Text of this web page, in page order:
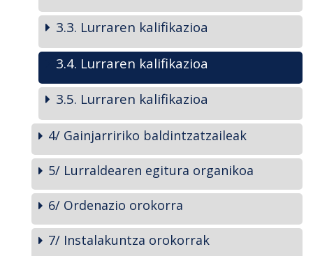
3.3. Lurraren kalifikazioa
3.4. Lurraren kalifikazioa
3.5. Lurraren kalifikazioa
4/ Gainjarririko baldintzatzaileak
5/ Lurraldearen egitura organikoa
6/ Ordenazio orokorra
7/ Instalakuntza orokorrak